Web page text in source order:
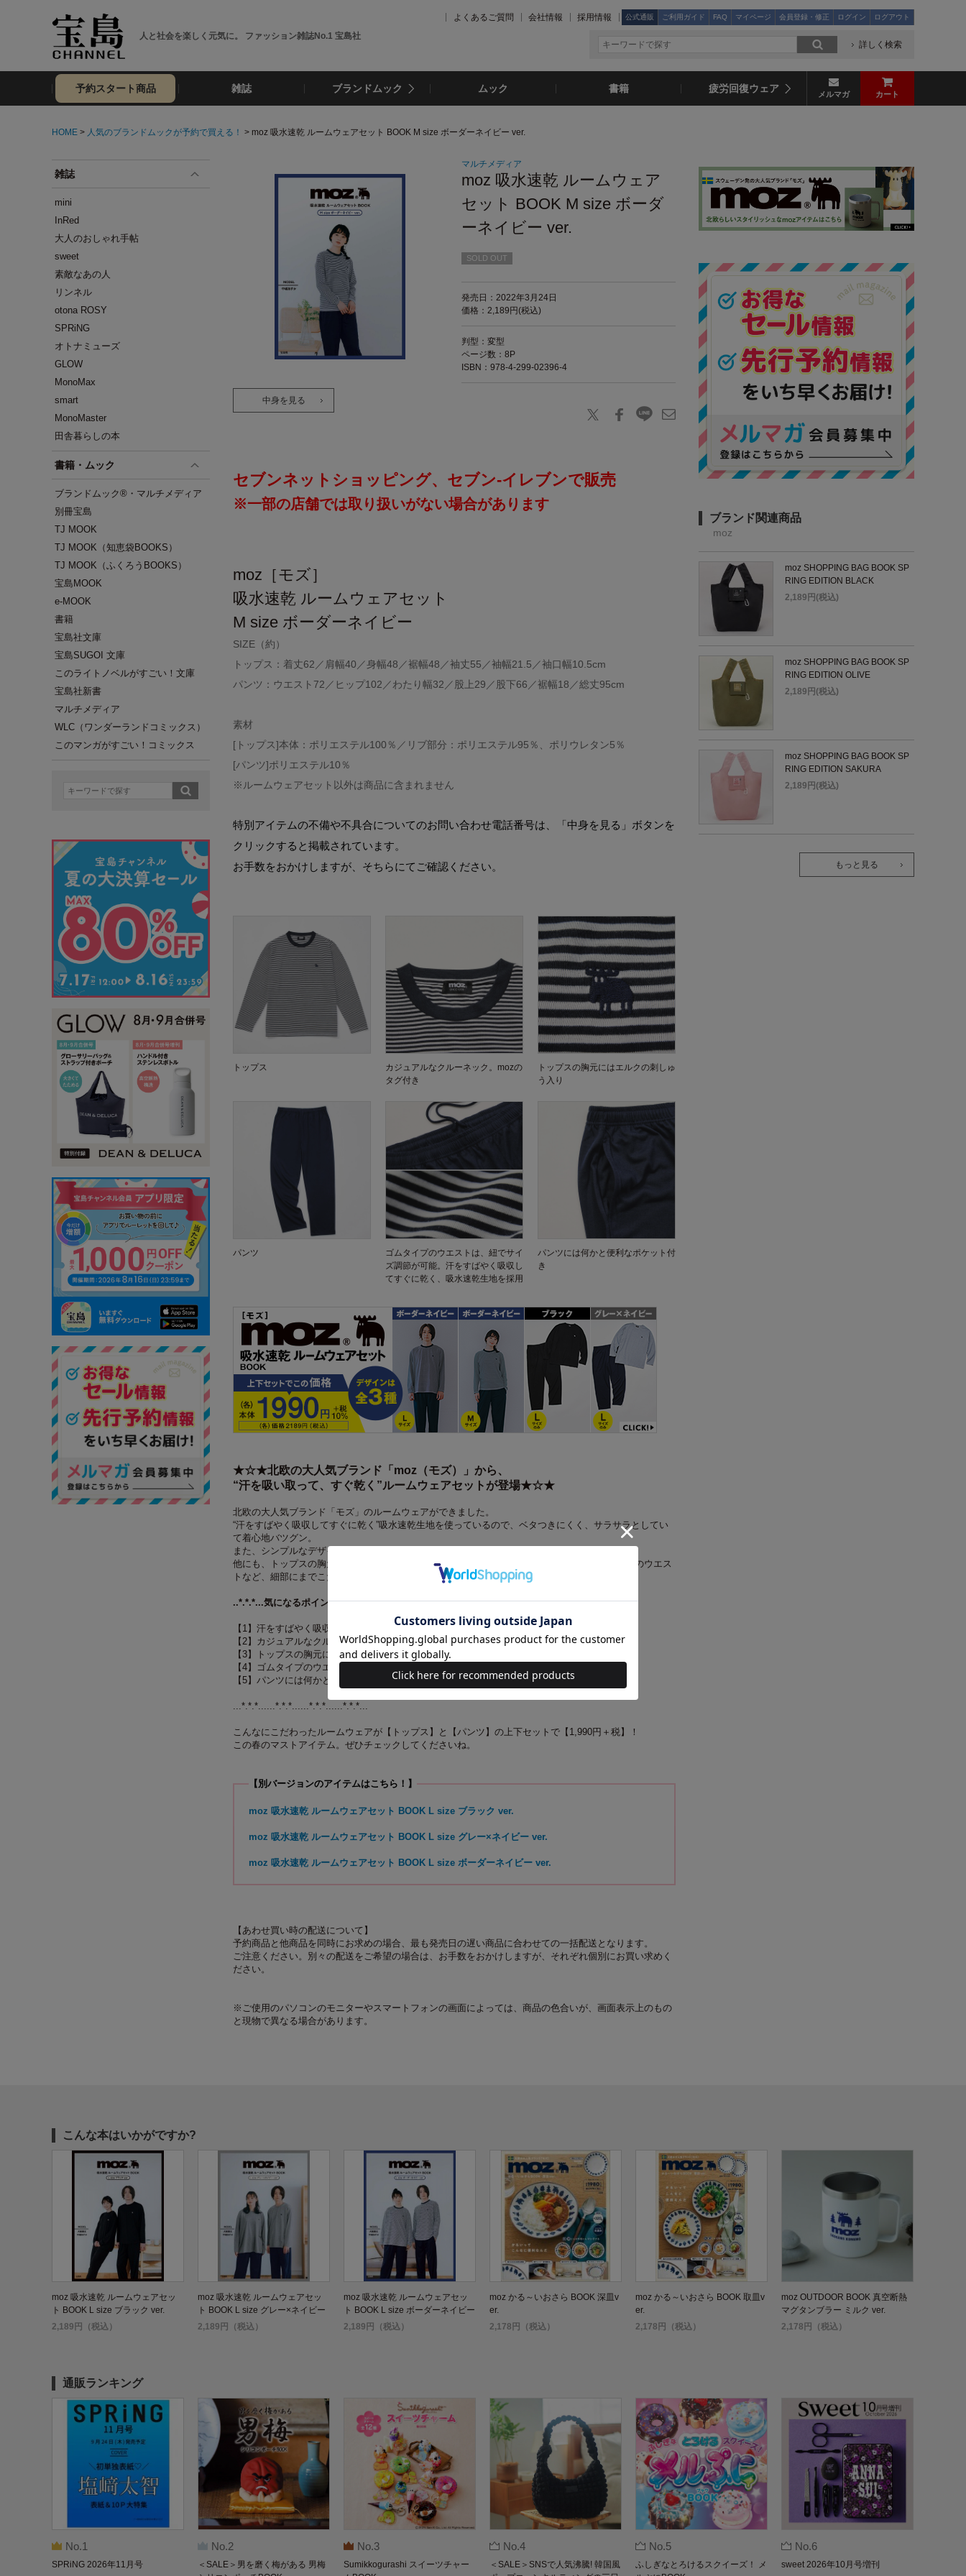
人と社会を楽しく元気に。 ファッション雑誌No.1 宝島社
よくあるご質問 会社情報 採用情報 公式通販 ご利用ガイド FAQ マイページ 会員登録・修正 ログイン ログアウト
詳しく検索
予約スタート商品 雑誌 ブランドムック ムック 書籍 疲労回復ウェア メルマガ カート
HOME > 人気のブランドムックが予約で買える！ > moz 吸水速乾 ルームウェアセット BOOK M size ボーダーネイビー ver.
雑誌
mini
InRed
大人のおしゃれ手帖
sweet
素敵なあの人
リンネル
otona ROSY
SPRiNG
オトナミューズ
GLOW
MonoMax
smart
MonoMaster
田舎暮らしの本
書籍・ムック
ブランドムック®・マルチメディア
別冊宝島
TJ MOOK
TJ MOOK（知恵袋BOOKS）
TJ MOOK（ふくろうBOOKS）
宝島MOOK
e-MOOK
書籍
宝島社文庫
宝島SUGOI 文庫
このライトノベルがすごい！文庫
宝島社新書
マルチメディア
WLC（ワンダーランドコミックス）
このマンガがすごい！コミックス
中身を見る
マルチメディア
moz 吸水速乾 ルームウェア
セット BOOK M size ボーダ
ーネイビー ver.
SOLD OUT
発売日：2022年3月24日
価格：2,189円(税込)
判型：変型
ページ数：8P
ISBN：978-4-299-02396-4
セブンネットショッピング、セブン‐イレブンで販売
※一部の店舗では取り扱いがない場合があります
moz［モズ］
吸水速乾 ルームウェアセット
M size ボーダーネイビー
SIZE（約）
トップス：着丈62／肩幅40／身幅48／裾幅48／袖丈55／袖幅21.5／袖口幅10.5cm
パンツ：ウエスト72／ヒップ102／わたり幅32／股上29／股下66／裾幅18／総丈95cm
素材
[トップス]本体：ポリエステル100％／リブ部分：ポリエステル95％、ポリウレタン5％
[パンツ]ポリエステル10％
※ルームウェアセット以外は商品に含まれません
特別アイテムの不備や不具合についてのお問い合わせ電話番号は、「中身を見る」ボタンを
クリックすると掲載されています。
お手数をおかけしますが、そちらにてご確認ください。
トップス
カジュアルなクルーネック。mozの
タグ付き
トップスの胸元にはエルクの刺しゅ
う入り
パンツ
ゴムタイプのウエストは、紐でサイ
ズ調節が可能。汗をすばやく吸収し
てすぐに乾く、吸水速乾生地を採用
パンツには何かと便利なポケット付
き
★☆★北欧の大人気ブランド「moz（モズ）」から、
“汗を吸い取って、すぐ乾く”ルームウェアセットが登場★☆★
北欧の大人気ブランド「モズ」のルームウェアができました。
“汗をすばやく吸収してすぐに乾く”吸水速乾生地を使っているので、ベタつきにくく、サラサラとしてい
て着心地バツグン。
また、シンプルなデザインで、男女兼用なのも嬉しいポイント。
他にも、トップスの胸元にあしらったエルクの刺しゅうや、紐でサイズ調節が可能なゴムタイプのウエス
トなど、細部にまでこだわったルームウェアになっています。
..*.*.*...気になるポイントをご紹介...*.*.*...
【1】汗をすばやく吸収してすぐに乾く、吸水速乾生地を採用
【2】カジュアルなクルーネック。mozのタグ付き
【3】トップスの胸元にはエルクの刺しゅう入り
【4】ゴムタイプのウエストは、紐でサイズ調節が可能
【5】パンツには何かと便利なポケット付き
...*.*.*......*.*.*......*.*.*......*.*.*...
こんなにこだわったルームウェアが【トップス】と【パンツ】の上下セットで【1,990円＋税】！
この春のマストアイテム。ぜひチェックしてくださいね。
【別バージョンのアイテムはこちら！】
moz 吸水速乾 ルームウェアセット BOOK L size ブラック ver.
moz 吸水速乾 ルームウェアセット BOOK L size グレー×ネイビー ver.
moz 吸水速乾 ルームウェアセット BOOK L size ボーダーネイビー ver.
【あわせ買い時の配送について】
予約商品と他商品を同時にお求めの場合、最も発売日の遅い商品に合わせての一括配送となります。
ご注意ください。別々の配送をご希望の場合は、お手数をおかけしますが、それぞれ個別にお買い求めく
ださい。
※ご使用のパソコンのモニターやスマートフォンの画面によっては、商品の色合いが、画面表示上のもの
と現物で異なる場合があります。
ブランド関連商品
moz
moz SHOPPING BAG BOOK SP
RING EDITION BLACK
2,189円(税込)
moz SHOPPING BAG BOOK SP
RING EDITION OLIVE
2,189円(税込)
moz SHOPPING BAG BOOK SP
RING EDITION SAKURA
2,189円(税込)
もっと見る
こんな本はいかがですか?
moz 吸水速乾 ルームウェアセッ
ト BOOK L size ブラック ver.
2,189円（税込）
moz 吸水速乾 ルームウェアセッ
ト BOOK L size グレー×ネイビー
ver.
2,189円（税込）
moz 吸水速乾 ルームウェアセッ
ト BOOK L size ボーダーネイビー
ver.
2,189円（税込）
moz かる～いおさら BOOK 深皿v
er.
2,178円（税込）
moz かる～いおさら BOOK 取皿v
er.
2,178円（税込）
moz OUTDOOR BOOK 真空断熱
マグタンブラー ミルク ver.
2,178円（税込）
通販ランキング
No.1
SPRiNG 2026年11月号
No.2
＜SALE＞男を磨く梅がある 男梅
No.3
Sumikkogurashi スイーツチャー
No.4
＜SALE＞SNSで人気沸騰! 韓国風
No.5
ふしぎなとろけるスクイーズ！ メ
No.6
sweet 2026年10月号増刊